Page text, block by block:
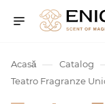
Acasă — Catalog
Teatro Fragranze